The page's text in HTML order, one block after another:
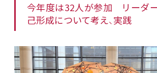
今年度は32人が参加 リーダ
己形成について考え、実践